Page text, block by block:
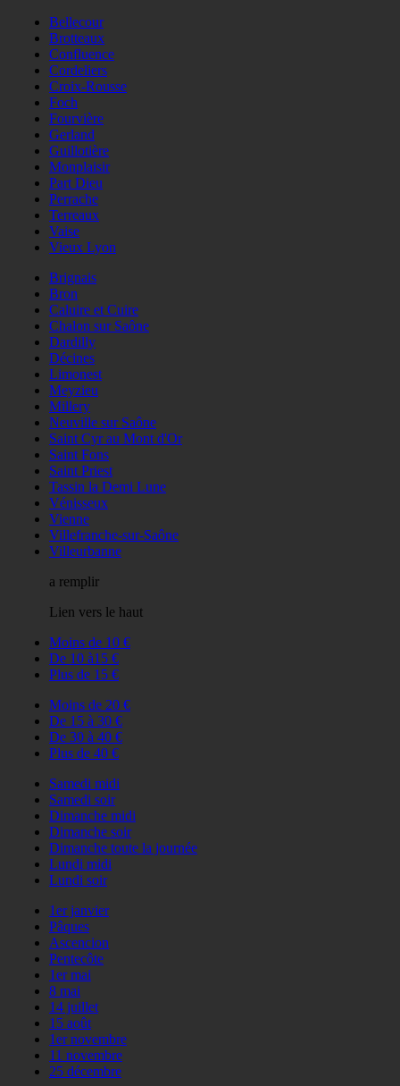
Bellecour
Brotteaux
Confluence
Cordeliers
Croix-Rousse
Foch
Fourvière
Gerland
Guillotière
Monplaisir
Part Dieu
Perrache
Terreaux
Vaise
Vieux Lyon
Brignais
Bron
Caluire et Cuire
Chalon sur Saône
Dardilly
Décines
Limonest
Meyzieu
Millery
Neuville sur Saône
Saint Cyr au Mont d'Or
Saint Fons
Saint Priest
Tassin la Demi Lune
Vénisseux
Vienne
Villefranche-sur-Saône
Villeurbanne
a remplir
Lien vers le haut
Moins de 10 €
De 10 à15 €
Plus de 15 €
Moins de 20 €
De 15 à 30 €
De 30 à 40 €
Plus de 40 €
Samedi midi
Samedi soir
Dimanche midi
Dimanche soir
Dimanche toute la journée
Lundi midi
Lundi soir
1er janvier
Pâques
Ascencion
Pentecôte
1er mai
8 mai
14 juillet
15 août
1er novembre
11 novembre
25 décembre